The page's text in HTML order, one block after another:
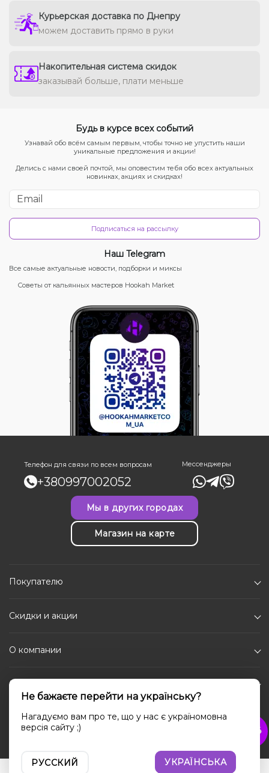
Курьерская доставка по Днепру
можем доставить прямо в руки
Накопительная система скидок
заказывай больше, плати меньше
Будь в курсе всех событий
Узнавай обо всём самым первым, чтобы точно не упустить наши
уникальные предложения и акции!
Делись с нами своей почтой, мы оповестим тебя обо всех актуальных
новинках, акциях и скидках!
Подписаться на рассылку
Наш Telegram
Все самые актуальные новости, подборки и миксы
Советы от кальянных мастеров Hookah Market
Телефон для связи по всем вопросам
+380997002052
Мессенджеры
Мы в других городах
Магазин на карте
Покупателю
Скидки и акции
О компании
Каталог
Социальные сети
Не бажаєте перейти на українську?
Нагадуємо вам про те, що у нас є україномовна
версія сайту ;)
РУССКИЙ УКРАЇНСЬКА